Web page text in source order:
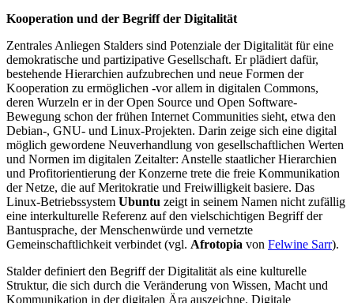
Kooperation und der Begriff der Digitalität
Zentrales Anliegen Stalders sind Potenziale der Digitalität für eine
demokratische und partizipative Gesellschaft. Er plädiert dafür,
bestehende Hierarchien aufzubrechen und neue Formen der
Kooperation zu ermöglichen -vor allem in digitalen Commons,
deren Wurzeln er in der Open Source und Open Software-
Bewegung schon der frühen Internet Communities sieht, etwa den
Debian-, GNU- und Linux-Projekten. Darin zeige sich eine digital
möglich gewordene Neuverhandlung von gesellschaftlichen Werten
und Normen im digitalen Zeitalter: Anstelle staatlicher Hierarchien
und Profitorientierung der Konzerne trete die freie Kommunikation
der Netze, die auf Meritokratie und Freiwilligkeit basiere. Das
Linux-Betriebssystem Ubuntu zeigt in seinem Namen nicht zufällig
eine interkulturelle Referenz auf den vielschichtigen Begriff der
Bantusprache, der Menschenwürde und vernetzte
Gemeinschaftlichkeit verbindet (vgl. Afrotopia von Felwine Sarr).
Stalder definiert den Begriff der Digitalität als eine kulturelle
Struktur, die sich durch die Veränderung von Wissen, Macht und
Kommunikation in der digitalen Ära auszeichne. Digitale